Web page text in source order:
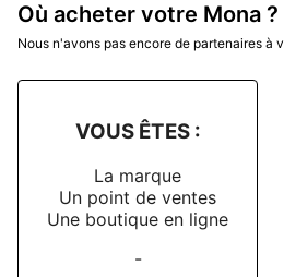
Où acheter votre Mona ?
Nous n'avons pas encore de partenaires à
VOUS ÊTES :
La marque
Un point de ventes
Une boutique en ligne
-